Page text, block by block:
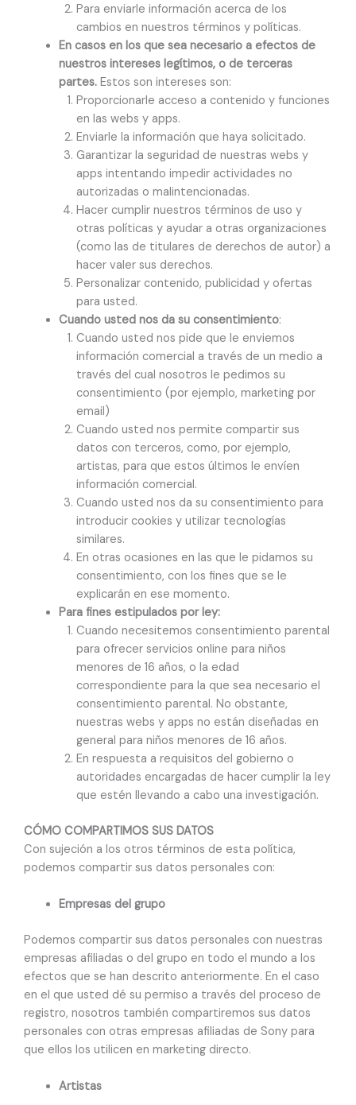
Para enviarle información acerca de los
cambios en nuestros términos y políticas.
En casos en los que sea necesario a efectos de
nuestros intereses legítimos, o de terceras
partes. Estos son intereses son:
Proporcionarle acceso a contenido y funciones
en las webs y apps.
Enviarle la información que haya solicitado.
Garantizar la seguridad de nuestras webs y
apps intentando impedir actividades no
autorizadas o malintencionadas.
Hacer cumplir nuestros términos de uso y
otras políticas y ayudar a otras organizaciones
(como las de titulares de derechos de autor) a
hacer valer sus derechos.
Personalizar contenido, publicidad y ofertas
para usted.
Cuando usted nos da su consentimiento:
Cuando usted nos pide que le enviemos
información comercial a través de un medio a
través del cual nosotros le pedimos su
consentimiento (por ejemplo, marketing por
email)
Cuando usted nos permite compartir sus
datos con terceros, como, por ejemplo,
artistas, para que estos últimos le envíen
información comercial.
Cuando usted nos da su consentimiento para
introducir cookies y utilizar tecnologías
similares.
En otras ocasiones en las que le pidamos su
consentimiento, con los fines que se le
explicarán en ese momento.
Para fines estipulados por ley:
Cuando necesitemos consentimiento parental
para ofrecer servicios online para niños
menores de 16 años, o la edad
correspondiente para la que sea necesario el
consentimiento parental. No obstante,
nuestras webs y apps no están diseñadas en
general para niños menores de 16 años.
En respuesta a requisitos del gobierno o
autoridades encargadas de hacer cumplir la ley
que estén llevando a cabo una investigación.
CÓMO COMPARTIMOS SUS DATOS
Con sujeción a los otros términos de esta política,
podemos compartir sus datos personales con:
Empresas del grupo
Podemos compartir sus datos personales con nuestras
empresas afiliadas o del grupo en todo el mundo a los
efectos que se han descrito anteriormente. En el caso
en el que usted dé su permiso a través del proceso de
registro, nosotros también compartiremos sus datos
personales con otras empresas afiliadas de Sony para
que ellos los utilicen en marketing directo.
Artistas